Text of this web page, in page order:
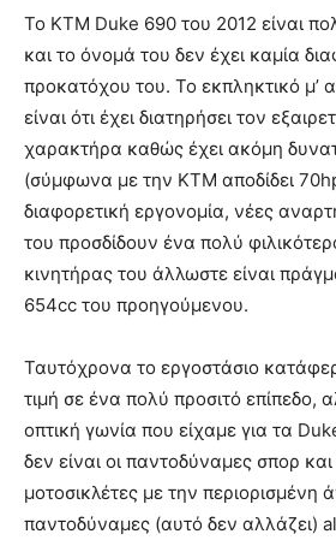
Το KTM Duke 690 του 2012 είναι
και το όνομά του δεν έχει καμία
προκατόχου του. Το εκπληκτικό μ’
είναι ότι έχει διατηρήσει τον
χαρακτήρα καθώς έχει ακόμη
(σύμφωνα με την KTM αποδίδει
διαφορετική εργονομία, νέες
του προσδίδουν ένα πολύ
κινητήρας του άλλωστε είναι
654cc του προηγούμενου.
Ταυτόχρονα το εργοστάσιο
τιμή σε ένα πολύ προσιτό επίπεδο,
οπτική γωνία που είχαμε για τα
δεν είναι οι παντοδύναμες σπορ
μοτοσικλέτες με την περιορισμένη
παντοδύναμες (αυτό δεν αλλάζει)